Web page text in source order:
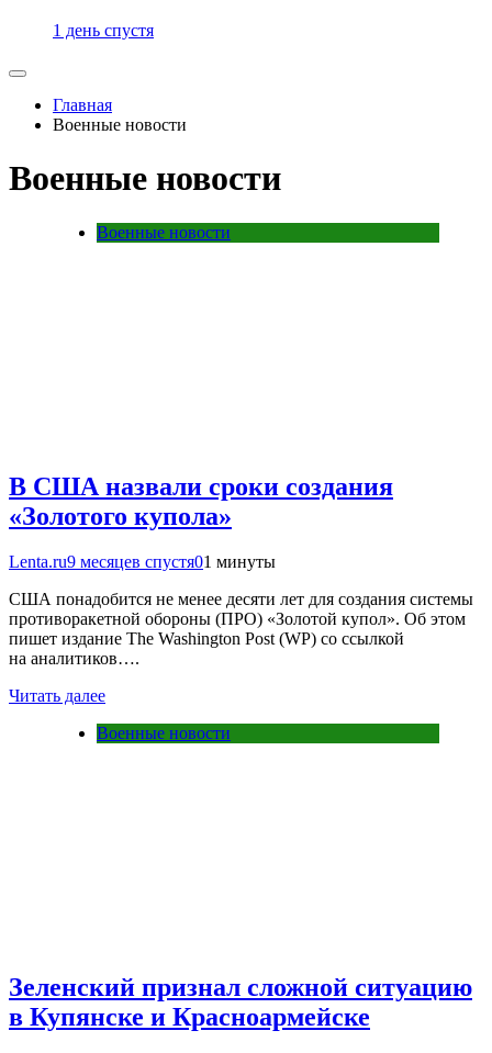
1 день спустя
Главная
Военные новости
Военные новости
Военные новости
В США назвали сроки создания
«Золотого купола»
Lenta.ru9 месяцев спустя01 минуты
США понадобится не менее десяти лет для создания системы
противоракетной обороны (ПРО) «Золотой купол». Об этом
пишет издание The Washington Post (WP) со ссылкой
на аналитиков….
Читать далее
Военные новости
Зеленский признал сложной ситуацию
в Купянске и Красноармейске